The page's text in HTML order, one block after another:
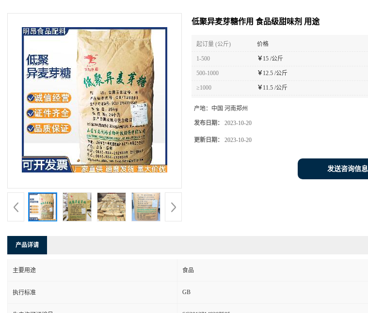
低聚异麦芽糖作用 食品级甜味剂 用途
起订量 (公斤) 价格
1-500 ￥15 /公斤
500-1000 ￥12.5 /公斤
≥1000 ￥11.5 /公斤
产地： 中国 河南郑州
发布日期： 2023-10-20
更新日期： 2023-10-20
发送咨询信息
产品详请
主要用途 食品
执行标准 GB